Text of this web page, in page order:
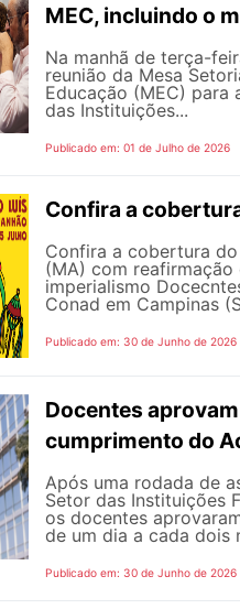
MEC, incluindo o
Na manhã de terça-
reunião da Mesa
Educação (MEC)
das Instituições...
Publicado em: 01 de Julho de 2026
Confira a
Confira a cobertura do
(MA) com
imperialismo
Conad em Campinas
Publicado em: 30 de Junho de 2026
Docentes
cumprimento do
Após uma rodada de
Setor das Instituições
os docentes
de um dia a cada dois
Publicado em: 30 de Junho de 2026